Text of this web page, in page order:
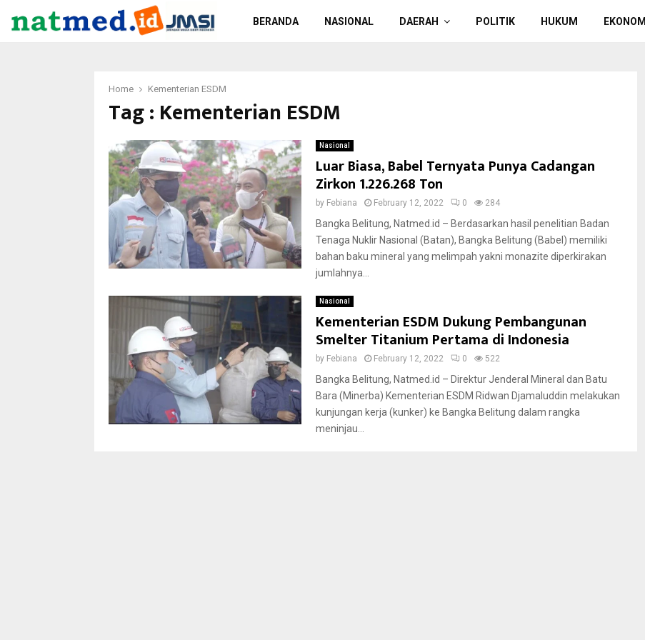
BERANDA NASIONAL DAERAH POLITIK HUKUM EKONOMI
Home Kementerian ESDM
Tag : Kementerian ESDM
Nasional
Luar Biasa, Babel Ternyata Punya Cadangan
Zirkon 1.226.268 Ton
by Febiana February 12, 2022 0 284
Bangka Belitung, Natmed.id – Berdasarkan hasil penelitian Badan
Tenaga Nuklir Nasional (Batan), Bangka Belitung (Babel) memiliki
bahan baku mineral yang melimpah yakni monazite diperkirakan
jumlahnya...
Nasional
Kementerian ESDM Dukung Pembangunan
Smelter Titanium Pertama di Indonesia
by Febiana February 12, 2022 0 522
Bangka Belitung, Natmed.id – Direktur Jenderal Mineral dan Batu
Bara (Minerba) Kementerian ESDM Ridwan Djamaluddin melakukan
kunjungan kerja (kunker) ke Bangka Belitung dalam rangka
meninjau...